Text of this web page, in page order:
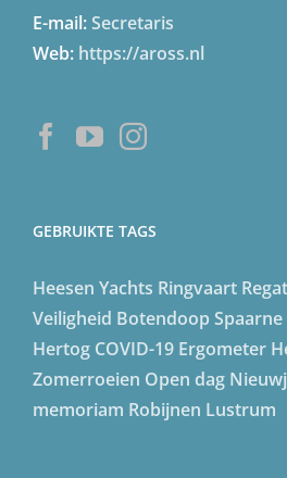
E-mail:Secretaris
Web: https://aross.nl
GEBRUIKTE TAGS
Heesen Yachts Ringvaart
Veiligheid Botendoop
Hertog COVID-19 Ergometer
Zomerroeien Open dag
memoriam Robijnen Lustrum